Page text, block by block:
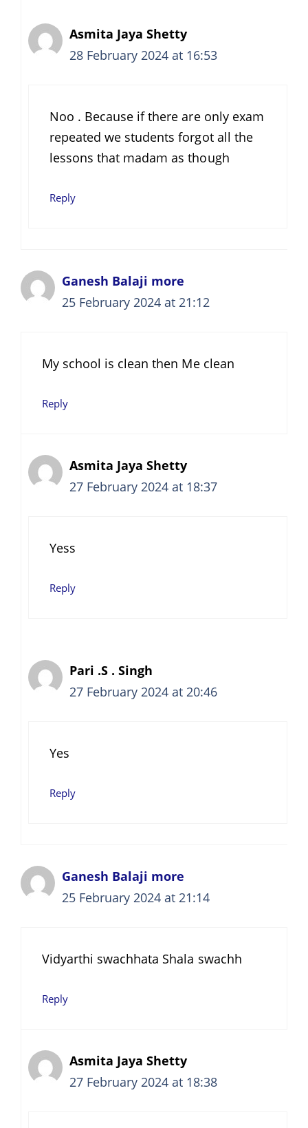
Asmita Jaya Shetty
28 February 2024 at 16:53
Noo . Because if there are only exam
repeated we students forgot all the
lessons that madam as though
Reply
Ganesh Balaji more
25 February 2024 at 21:12
My school is clean then Me clean
Reply
Asmita Jaya Shetty
27 February 2024 at 18:37
Yess
Reply
Pari .S . Singh
27 February 2024 at 20:46
Yes
Reply
Ganesh Balaji more
25 February 2024 at 21:14
Vidyarthi swachhata Shala swachh
Reply
Asmita Jaya Shetty
27 February 2024 at 18:38